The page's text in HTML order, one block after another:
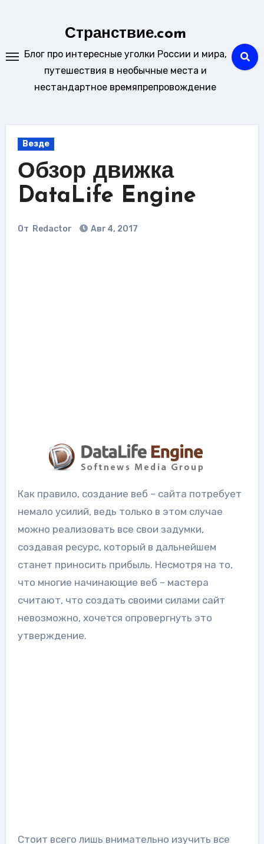
Странствие.com
Блог про интересные уголки России и мира,
путешествия в необычные места и
нестандартное времяпрепровождение
Везде
Обзор движка
DataLife Engine
От Redactor Авг 4, 2017
Как правило, создание веб – сайта потребует
немало усилий, ведь только в этом случае
можно реализовать все свои задумки,
создавая ресурс, который в дальнейшем
станет приносить прибыль. Несмотря на то,
что многие начинающие веб – мастера
считают, что создать своими силами сайт
невозможно, хочется опровергнуть это
утверждение.
Стоит всего лишь внимательно изучить все